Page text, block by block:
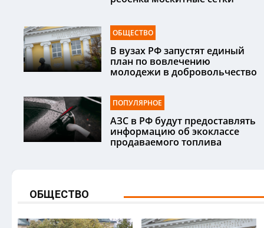
ОБЩЕСТВО
В вузах РФ запустят единый
план по вовлечению
молодежи в добровольчество
ПОПУЛЯРНОЕ
АЗС в РФ будут предоставлять
информацию об экоклассе
продаваемого топлива
ОБЩЕСТВО